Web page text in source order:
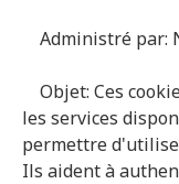
Administré par:
Objet: Ces
les services
permettre
Ils aident à